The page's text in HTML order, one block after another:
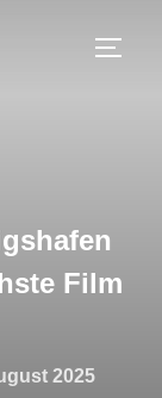
Film
2025